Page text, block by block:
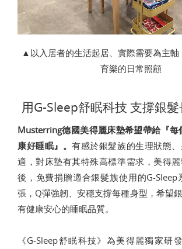
▲以入居者的生活起居、實際需要為主軸
育樂的日常照顧
用G-Sleep舒眠科技 支撐銀
Musterring德國美得麗床墊希望帶給『每
康好睡眠』。有感於銀髮族的生理狀態
適，對床墊有其特殊高標準需求，美得
後，免費捐贈適合銀髮族使用的G-Sleep
張，Q彈強韌、安穩支撐每種身型，希望
有健康安心的睡眠品質。
《G-Sleep舒眠科技》為美得麗獨家研